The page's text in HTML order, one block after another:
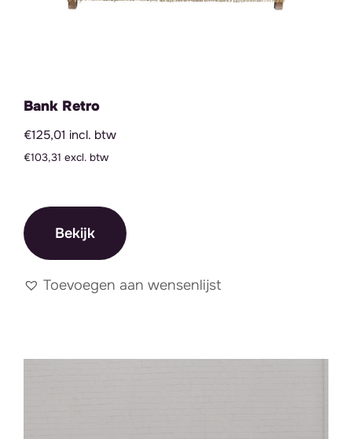
Bank Retro
€125,01 incl. btw
€103,31 excl. btw
Bekijk
Toevoegen aan wensenlijst